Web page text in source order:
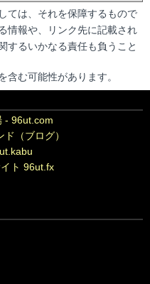
ては、それを保障するもので
情報や、リンク先に記載され
するいかなる責任も負うこと
含む可能性があります。
- 96ut.com
（ブログ）
ト 96ut.fx